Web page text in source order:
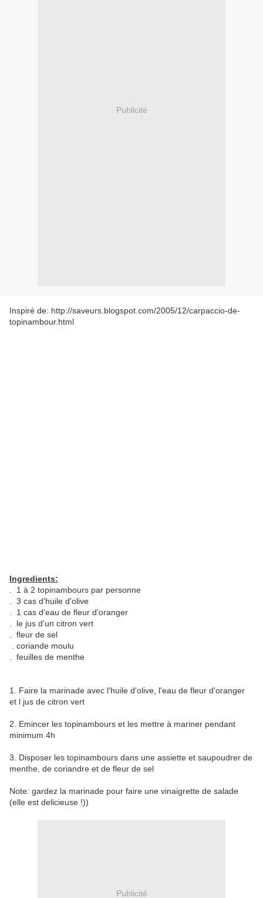
Publicité
Inspiré de: http://saveurs.blogspot.com/2005/12/carpaccio-de-
topinambour.html
Ingredients:
. 1 à 2 topinambours par personne
. 3 cas d'huile d'olive
. 1 cas d'eau de fleur d'oranger
. le jus d'un citron vert
. fleur de sel
. coriande moulu
. feuilles de menthe
1. Faire la marinade avec l'huile d'olive, l'eau de fleur d'oranger
et l jus de citron vert
2. Emincer les topinambours et les mettre à mariner pendant
minimum 4h
3. Disposer les topinambours dans une assiette et saupoudrer de
menthe, de coriandre et de fleur de sel
Note: gardez la marinade pour faire une vinaigrette de salade
(elle est delicieuse !))
Publicité